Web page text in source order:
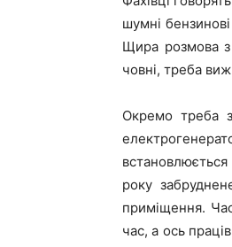
шумні
Щира розмова
човні, треба
Окремо треба
року
приміщення.
час, а ось